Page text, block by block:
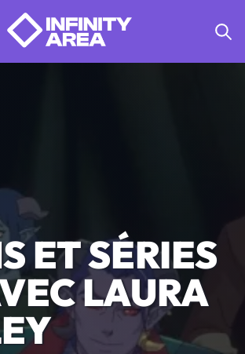
ET SÉRIES
LAURA